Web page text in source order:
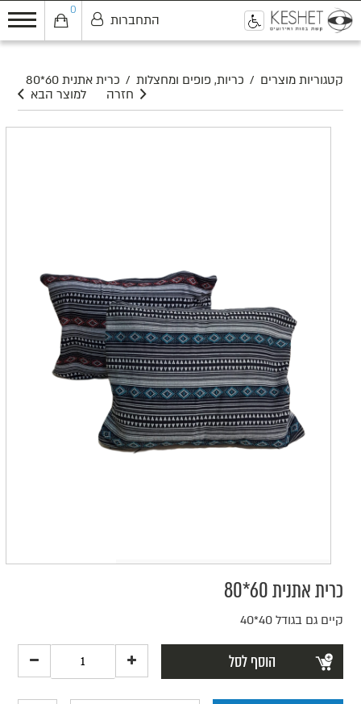
0
התחברות
קטגוריות מוצרים / כריות, פופים ומחצלות / כרית אתנית 60*80
למוצר הבא
חזרה
כרית אתנית 60*80
קיים גם בגודל 40*40
הוסף לסל